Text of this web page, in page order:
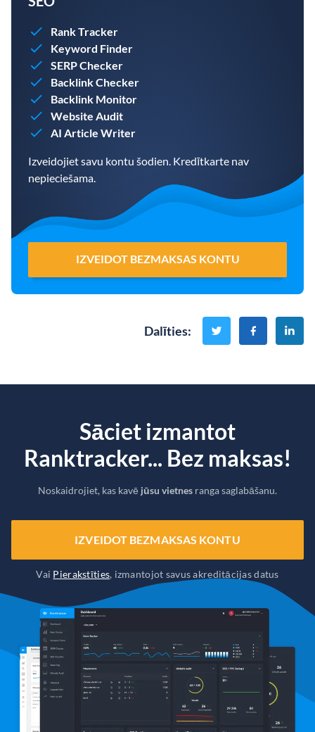
Rank Tracker
Keyword Finder
SERP Checker
Backlink Checker
Backlink Monitor
Website Audit
AI Article Writer
Izveidojiet savu kontu šodien. Kredītkarte nav
nepieciešama.
IZVEIDOT BEZMAKSAS KONTU
Dalīties:
Sāciet izmantot
Ranktracker... Bez maksas!
Noskaidrojiet, kas kavē jūsu vietnes ranga saglabāšanu.
IZVEIDOT BEZMAKSAS KONTU
Vai Pierakstīties, izmantojot savus akreditācijas datus